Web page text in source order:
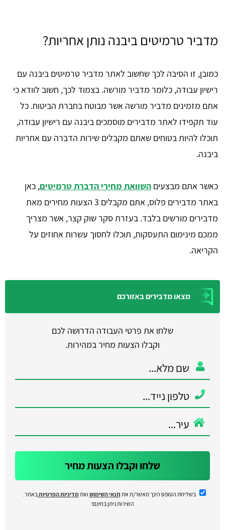
מדביר טרמיטים ביבנה נותן אחריות?
כמובן, זו הסיבה לכך שחשוב לאתר מדביר טרמיטים ביבנה עם
רישיון עבודה, כלומר מדביר מורשה. בצמוד לכך, חשוב לוודא כי
אתם מזמינים מדביר מורשה אשר מבוטח בחברת הביטוח. כל
עוד תקפידו לאתר מדבירים מוסמכים ביבנה עם רישיון עבודה,
תוכלו להיות בטוחים שאתם מקבלים שירות הדברה עם אחריות
ביבנה.
כאשר אתם מבצעים השוואת מחירי הדברת טרמיטים, כאן
באתר מדבירים פלוס, אתם מקבלים 3 הצעות מחירים מאת
מדבירים מורשים בלבד. בעזרת סקר שוק קצר, אשר מצריך
ממכם מינימום התעסקות, תוכלו לחסוך עשרות אחוזים על
הקריאה.
מצאו מדבירים באזורכם
שלחו את פרטי העבודה הדרושה לכם
וקבלו הצעות מחיר במהירות.
שלחו וקבלו הצעות מחיר
בשליחת הטופס הינך מאשר/ת את תנאי השימוש ואתמדיניות הפרטיות באתר.
השירות ניתן בחינם!